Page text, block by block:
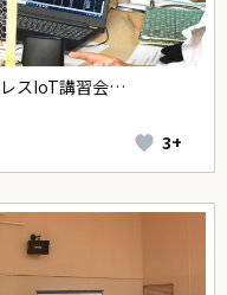
スIoT講習会…
3+